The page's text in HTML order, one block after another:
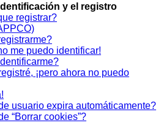
y el registro
registrar?
me puedo identificar!
¡pero ahora no puedo
usuario expira automáticamente?
“Borrar cookies”?